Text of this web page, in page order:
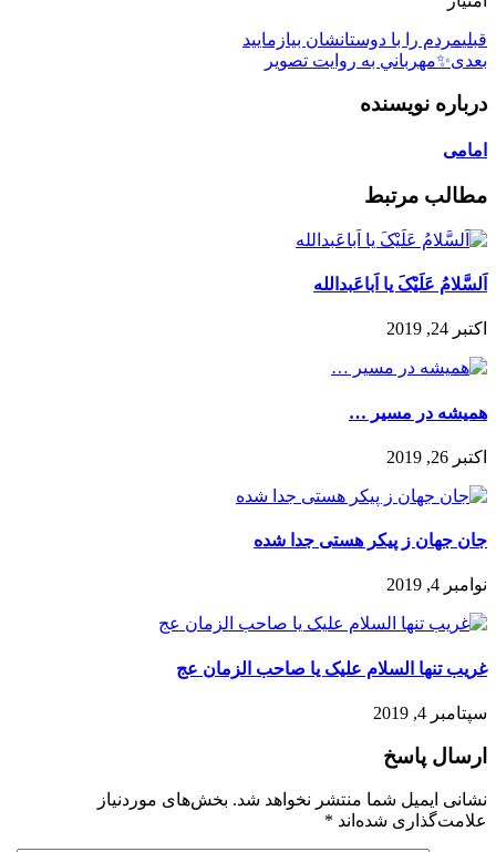
قبلیمردم را با دوستانشان بيازماييد
بعدی✨مهرباني به روايت تصوير
درباره نویسنده
امامی
مطالب مرتبط
اَلسَّلامُ عَلَیْکَ یا اَباعَبدالله
اکتبر 24, 2019
همیشه در مسیر …
اکتبر 26, 2019
جان جهان ز پیکر هستی جدا شده
نوامبر 4, 2019
غریب تنها السلام علیک یا صاحب الزمان عج
سپتامبر 4, 2019
ارسال پاسخ
نشانی ایمیل شما منتشر نخواهد شد. بخش‌های موردنیاز
علامت‌گذاری شده‌اند *